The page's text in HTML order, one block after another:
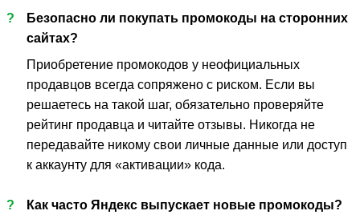
?
Безопасно ли покупать промокоды на сторонних
сайтах?
Приобретение промокодов у неофициальных
продавцов всегда сопряжено с риском. Если вы
решаетесь на такой шаг, обязательно проверяйте
рейтинг продавца и читайте отзывы. Никогда не
передавайте никому свои личные данные или доступ
к аккаунту для «активации» кода.
?
Как часто Яндекс выпускает новые промокоды?